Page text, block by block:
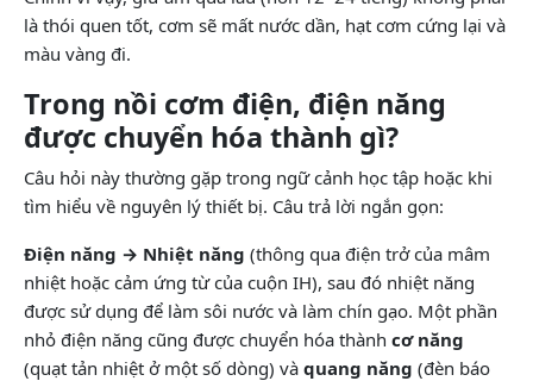
là thói quen tốt, cơm sẽ mất nước dần, hạt cơm cứng lại và
màu vàng đi.
Trong nồi cơm điện, điện năng
được chuyển hóa thành gì?
Câu hỏi này thường gặp trong ngữ cảnh học tập hoặc khi
tìm hiểu về nguyên lý thiết bị. Câu trả lời ngắn gọn:
Điện năng → Nhiệt năng (thông qua điện trở của mâm
nhiệt hoặc cảm ứng từ của cuộn IH), sau đó nhiệt năng
được sử dụng để làm sôi nước và làm chín gạo. Một phần
nhỏ điện năng cũng được chuyển hóa thành cơ năng
(quạt tản nhiệt ở một số dòng) và quang năng (đèn báo